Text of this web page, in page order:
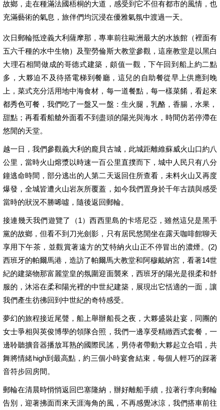
故鄉，走在種滿法國梧桐的大道，感受到它不但有都市的風情，也
充滿藝術的氣息，旅伴們均沉浸在優雅氣氛中渡過一天。
次日郵輪抵逹義大利薩摩那，專車前往歐洲最大的水族館（裡面有
五六千種的水中生物）及聖勞倫斯大教堂參觀，這座教堂是以黑白
大理石相間做成的哥德式建築，頗值一觀，下午回到船上約二點
多，大夥迫不及待搭電梯到餐廳，這兒的自助餐從早上供應到晚
上，菜式充分活用地中海食材，每一道餐點，每一樣菜餚，看起來
都秀色可餐，我們吃了一盤又一盤：生火腿，乳酪，香腸，水果，
甜點；再看看船艙外面看不到盡頭的陽光與海水，時間仿若停滯在
悠閒的天堂。
越一日，我們參觀義大利的龐貝古城，此城距離維蘇威火山口約八
公里，當時火山熔漿以時速一百公里直撲而下，城中人民只有八分
鐘逃命時間，部分逃出的人第二天返回住所查看，未料火山又再度
爆發，全城皆遭火山岩灰所覆蓋，如今我們置身於千年古蹟與感受
當時的狀況不勝唏噓，隨後返回郵輪。
接連幾天我們遊覽了（1）西西里島的卡塔尼亞，雖然這兒是黑手
黨的故鄉，但看不到刀光劍影，只有居民悠閒坐在露天咖啡館聊天
享用下午茶，並觀賞著遠方的艾特納火山正不停冒出的濃煙。(2)
西班牙的帕爾馬港，造訪了帕爾馬大教堂和阿穆戴納宮，看著14世
紀的建築物那富麗堂皇的氛圍迎面襲來，西班牙的陽光是很柔和舒
服的，沐浴在柔和陽光裡的中世紀建築，展現出它恬適的一面，讓
我們產生彷彿回到中世紀的奇特感受。
夢幻的旅程接近尾聲，船上舉辦船長之夜，大夥盛裝赴宴，同團的
女士爭相與英俊博學的領隊合照，我們一邊享受精緻西式套餐，一
邊聆聽擴音器播放耳熟的國際民謠，男侍者帶動大夥起立合唱，共
舞將情緒high到最高點，約三個小時宴會結束，每個人輕巧的踩著
音符步回房間。
郵輪在清晨時悄悄返回巴塞隆納，辦好離船手續，拉著行李向郵輪
告別，迎著拂面而來天涯海角的風，不再感覺冰涼，我們搭車前往